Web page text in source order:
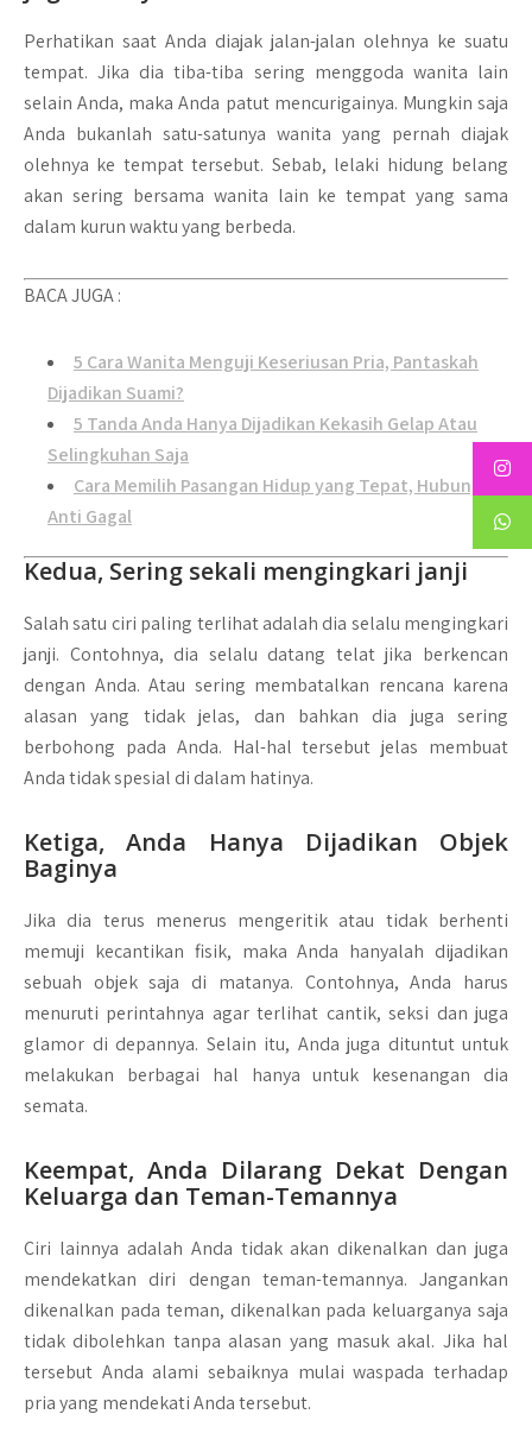
Perhatikan saat Anda diajak jalan-jalan olehnya ke suatu
tempat. Jika dia tiba-tiba sering menggoda wanita lain
selain Anda, maka Anda patut mencurigainya. Mungkin saja
Anda bukanlah satu-satunya wanita yang pernah diajak
olehnya ke tempat tersebut. Sebab, lelaki hidung belang
akan sering bersama wanita lain ke tempat yang sama
dalam kurun waktu yang berbeda.
BACA JUGA :
5 Cara Wanita Menguji Keseriusan Pria, Pantaskah
Dijadikan Suami?
5 Tanda Anda Hanya Dijadikan Kekasih Gelap Atau
Selingkuhan Saja
Cara Memilih Pasangan Hidup yang Tepat, Hubungan
Anti Gagal
Kedua, Sering sekali mengingkari janji
Salah satu ciri paling terlihat adalah dia selalu mengingkari
janji. Contohnya, dia selalu datang telat jika berkencan
dengan Anda. Atau sering membatalkan rencana karena
alasan yang tidak jelas, dan bahkan dia juga sering
berbohong pada Anda. Hal-hal tersebut jelas membuat
Anda tidak spesial di dalam hatinya.
Ketiga, Anda Hanya Dijadikan Objek
Baginya
Jika dia terus menerus mengeritik atau tidak berhenti
memuji kecantikan fisik, maka Anda hanyalah dijadikan
sebuah objek saja di matanya. Contohnya, Anda harus
menuruti perintahnya agar terlihat cantik, seksi dan juga
glamor di depannya. Selain itu, Anda juga dituntut untuk
melakukan berbagai hal hanya untuk kesenangan dia
semata.
Keempat, Anda Dilarang Dekat Dengan
Keluarga dan Teman-Temannya
Ciri lainnya adalah Anda tidak akan dikenalkan dan juga
mendekatkan diri dengan teman-temannya. Jangankan
dikenalkan pada teman, dikenalkan pada keluarganya saja
tidak dibolehkan tanpa alasan yang masuk akal. Jika hal
tersebut Anda alami sebaiknya mulai waspada terhadap
pria yang mendekati Anda tersebut.